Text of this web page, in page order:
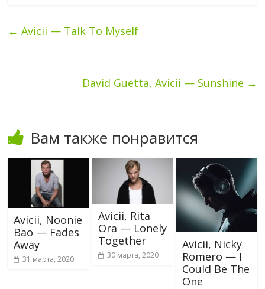
← Avicii — Talk To Myself
David Guetta, Avicii — Sunshine →
Вам также понравится
Avicii, Noonie
Bao — Fades
Away
31 марта, 2020
Avicii, Rita
Ora — Lonely
Together
30 марта, 2020
Avicii, Nicky
Romero — I
Could Be The
One